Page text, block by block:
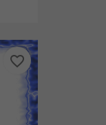
favorite_border